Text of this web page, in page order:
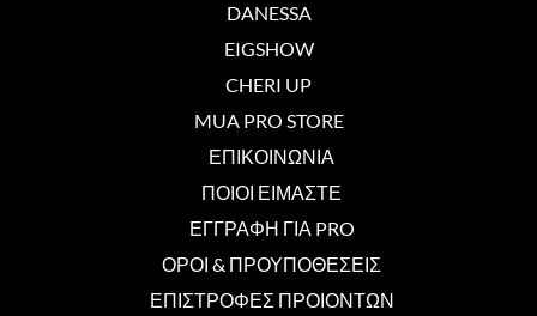
DANESSA
EIGSHOW
CHERI UP
MUA PRO STORE
ΕΠΙΚΟΙΝΩΝΙΑ
ΠΟΙΟΙ ΕΙΜΑΣΤΕ
ΕΓΓΡΑΦΗ ΓΙΑ PRO
ΟΡΟΙ & ΠΡΟΥΠΟΘΕΣΕΙΣ
ΕΠΙΣΤΡΟΦΕΣ ΠΡΟΙΟΝΤΩΝ